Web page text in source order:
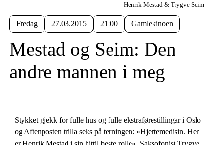
Henrik Mestad & Trygve Seim
Fredag 27.03.2015 21:00 Gamlekinoen
Mestad og Seim: Den
andre mannen i meg
Stykket gjekk for fulle hus og fulle ekstraførestillingar i Oslo
og Aftenposten trilla seks på terningen: «Hjertemedisin. Her